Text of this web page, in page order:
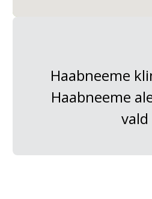
Haabneeme
Haabneeme
vald